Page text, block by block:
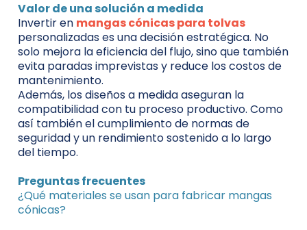
Valor de una solución a medida
Invertir en mangas cónicas para tolvas
personalizadas es una decisión estratégica. No
solo mejora la eficiencia del flujo, sino que también
evita paradas imprevistas y reduce los costos de
mantenimiento.
Además, los diseños a medida aseguran la
compatibilidad con tu proceso productivo. Como
así también el cumplimiento de normas de
seguridad y un rendimiento sostenido a lo largo
del tiempo.
Preguntas frecuentes
¿Qué materiales se usan para fabricar mangas
cónicas?